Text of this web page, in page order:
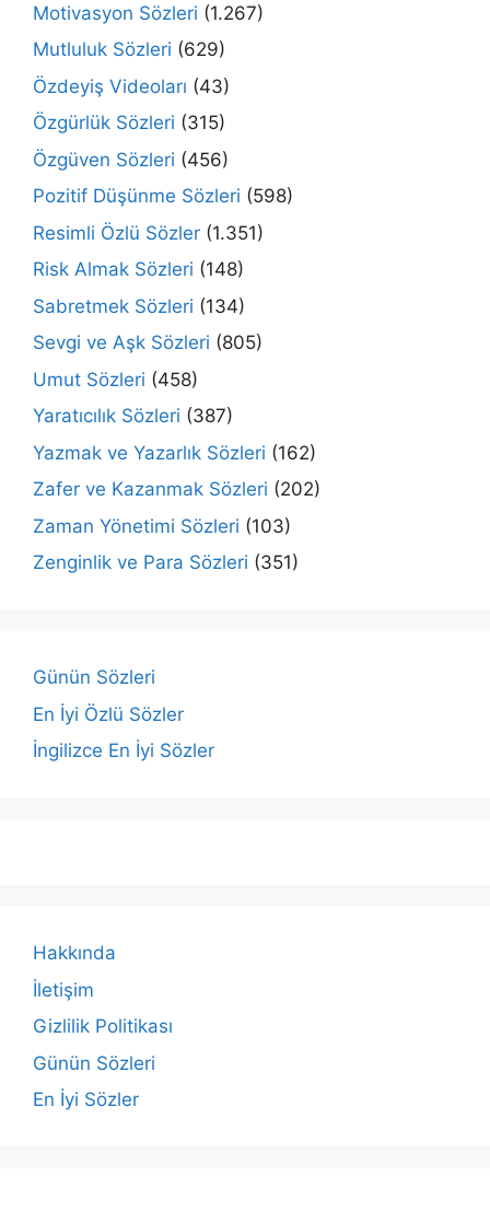
Motivasyon Sözleri (1.267)
Mutluluk Sözleri (629)
Özdeyiş Videoları (43)
Özgürlük Sözleri (315)
Özgüven Sözleri (456)
Pozitif Düşünme Sözleri (598)
Resimli Özlü Sözler (1.351)
Risk Almak Sözleri (148)
Sabretmek Sözleri (134)
Sevgi ve Aşk Sözleri (805)
Umut Sözleri (458)
Yaratıcılık Sözleri (387)
Yazmak ve Yazarlık Sözleri (162)
Zafer ve Kazanmak Sözleri (202)
Zaman Yönetimi Sözleri (103)
Zenginlik ve Para Sözleri (351)
Günün Sözleri
En İyi Özlü Sözler
İngilizce En İyi Sözler
Hakkında
İletişim
Gizlilik Politikası
Günün Sözleri
En İyi Sözler